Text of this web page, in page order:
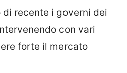
recente i governi dei
con vari
forte il mercato